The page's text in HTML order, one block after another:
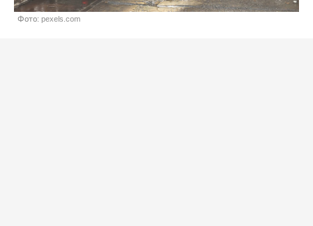
Фото: pexels.com